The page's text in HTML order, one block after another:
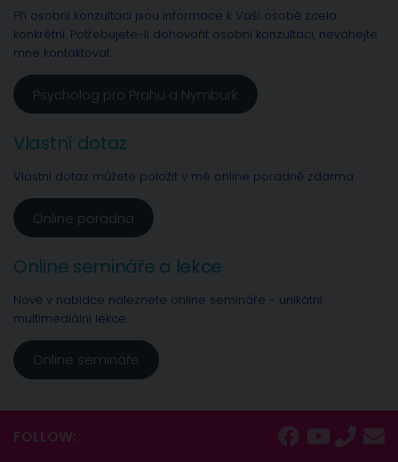
Při osobní konzultaci jsou informace k Vaší osobě zcela
konkrétní. Potřebujete-li dohovořit osobní konzultaci, neváhejte
mne kontaktovat.
Psycholog pro Prahu a Nymburk
Vlastní dotaz
Vlastní dotaz můžete položit v mé online poradně zdarma.
Online poradna
Online semináře a lekce
Nově v nabídce naleznete online semináře - unikátní
multimediální lekce.
Online semináře
FOLLOW: